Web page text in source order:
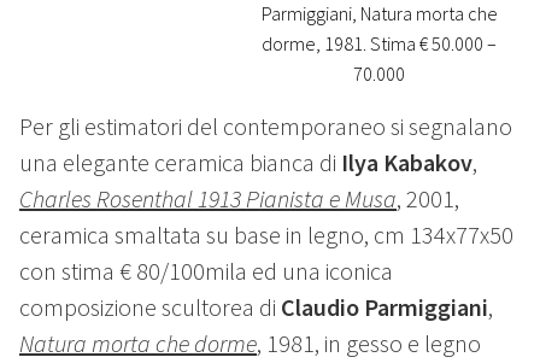
Parmiggiani, Natura morta che
dorme, 1981. Stima € 50.000 –
70.000
Per gli estimatori del contemporaneo si segnalano
una elegante ceramica bianca di Ilya Kabakov,
Charles Rosenthal 1913 Pianista e Musa, 2001,
ceramica smaltata su base in legno, cm 134x77x50
con stima € 80/100mila ed una iconica
composizione scultorea di Claudio Parmiggiani,
Natura morta che dorme, 1981, in gesso e legno